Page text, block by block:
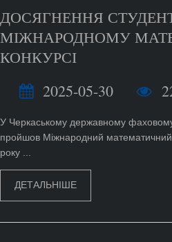
ДОСЯГНЕННЯ
МІЖНАРОДНОМУ
КОНКУРСІ
2025-05-30
У Черкаському державному
пройшов Міжнародний математичний
року ...
ДЕТАЛЬНІШЕ